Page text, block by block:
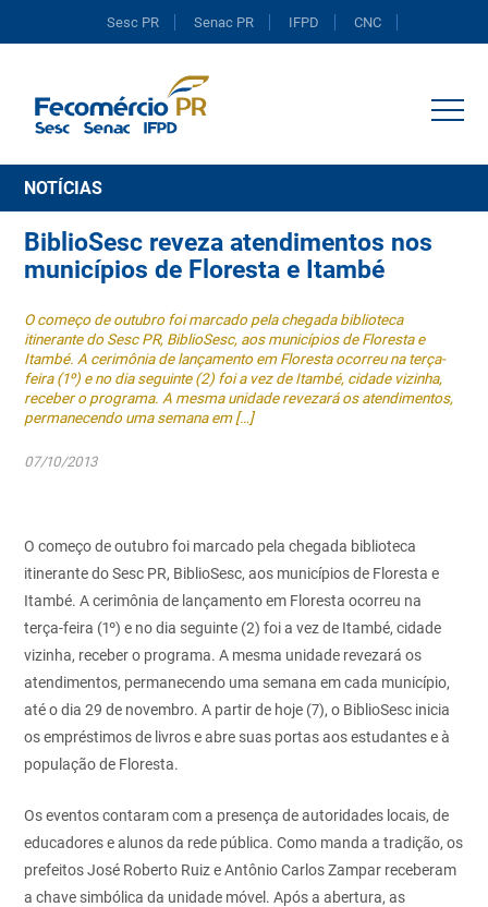
Sesc PR Senac PR IFPD CNC
NOTÍCIAS
BiblioSesc reveza atendimentos nos
municípios de Floresta e Itambé
O começo de outubro foi marcado pela chegada biblioteca
itinerante do Sesc PR, BiblioSesc, aos municípios de Floresta e
Itambé. A cerimônia de lançamento em Floresta ocorreu na terça-
feira (1º) e no dia seguinte (2) foi a vez de Itambé, cidade vizinha,
receber o programa. A mesma unidade revezará os atendimentos,
permanecendo uma semana em […]
07/10/2013
O começo de outubro foi marcado pela chegada biblioteca
itinerante do Sesc PR, BiblioSesc, aos municípios de Floresta e
Itambé. A cerimônia de lançamento em Floresta ocorreu na
terça-feira (1º) e no dia seguinte (2) foi a vez de Itambé, cidade
vizinha, receber o programa. A mesma unidade revezará os
atendimentos, permanecendo uma semana em cada município,
até o dia 29 de novembro. A partir de hoje (7), o BiblioSesc inicia
os empréstimos de livros e abre suas portas aos estudantes e à
população de Floresta.
Os eventos contaram com a presença de autoridades locais, de
educadores e alunos da rede pública. Como manda a tradição, os
prefeitos José Roberto Ruiz e Antônio Carlos Zampar receberam
a chave simbólica da unidade móvel. Após a abertura, as